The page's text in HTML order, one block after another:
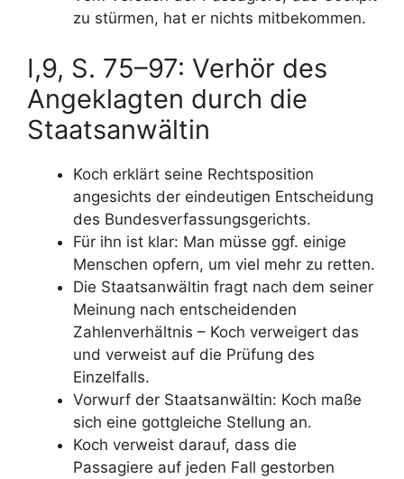
zu stürmen, hat er nichts mitbekommen.
I,9, S. 75–97: Verhör des
Angeklagten durch die
Staatsanwältin
Koch erklärt seine Rechtsposition
angesichts der eindeutigen Entscheidung
des Bundesverfassungsgerichts.
Für ihn ist klar: Man müsse ggf. einige
Menschen opfern, um viel mehr zu retten.
Die Staatsanwältin fragt nach dem seiner
Meinung nach entscheidenden
Zahlenverhältnis – Koch verweigert das
und verweist auf die Prüfung des
Einzelfalls.
Vorwurf der Staatsanwältin: Koch maße
sich eine gottgleiche Stellung an.
Koch verweist darauf, dass die
Passagiere auf jeden Fall gestorben